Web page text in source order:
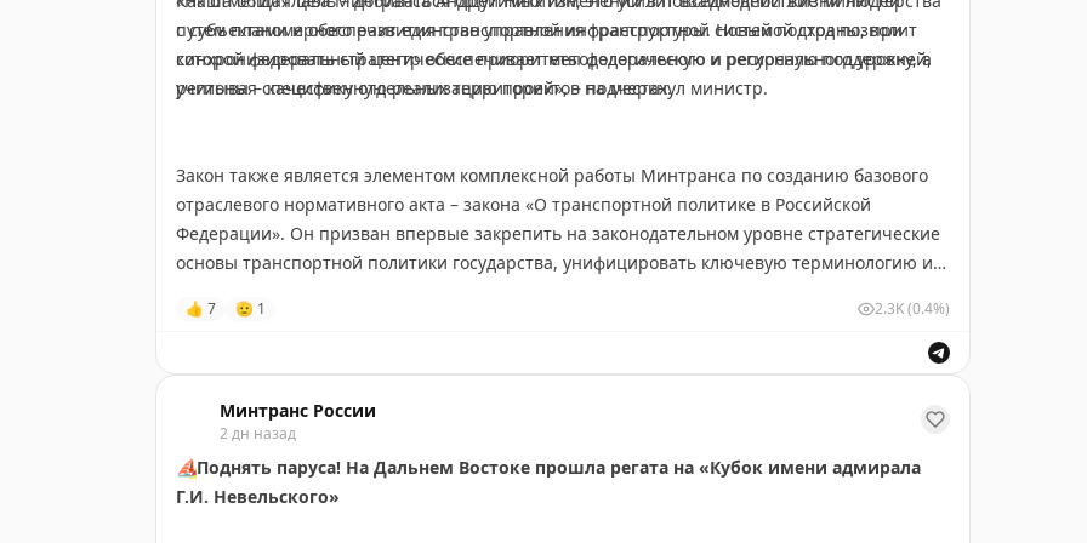
#всм #этс
🦅Минтранс вMAКС
с субъектами и обеспечит единство управления транспортной системой страны, при
которой федеральный центр обеспечивает методологическую и ресурсную поддержку, а
регионы – качественную реализацию проектов на местах.
путем планомерного развития транспортной инфраструктуры. Новый подход позволит
синхронизировать стратегические приоритеты федерального и регионального уровней,
учитывая специфику отдельных территорий», – подчеркнул министр.
Закон также является элементом комплексной работы Минтранса по созданию базового
отраслевого нормативного акта – закона «О транспортной политике в Российской
Федерации». Он призван впервые закрепить на законодательном уровне стратегические
основы транспортной политики государства, унифицировать ключевую терминологию и
Минтранс вMAКС
👍 7 🫡 1 2.3K(0.4%)
Минтранс России
2 дн назад
⛵️Поднять паруса! На Дальнем Востоке прошла регата на «Кубок имени адмирала
Г.И. Невельского»